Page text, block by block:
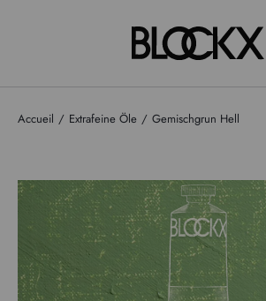
Accueil Extrafeine Öle Gemischgrun Hell